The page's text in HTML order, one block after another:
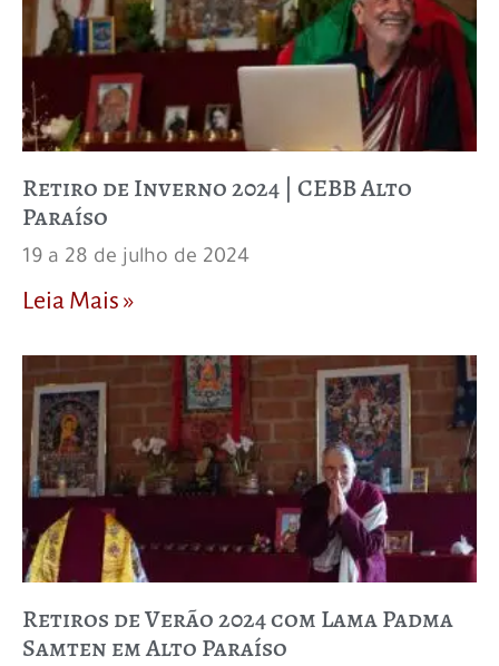
Retiro de Inverno 2024 | CEBB Alto
Paraíso
19 a 28 de julho de 2024
Leia Mais »
Retiros de Verão 2024 com Lama Padma
Samten em Alto Paraíso